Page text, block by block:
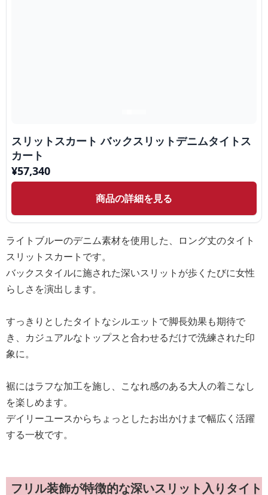
スリットスカート バックスリットデニムタイトス
カート
¥57,340
商品の詳細を見る
ライトブルーのデニム素材を使用した、ロング丈のタイト
スリットスカートです。
バックスタイルに施された深いスリットが歩くたびに女性
らしさを演出します。
すっきりとしたタイトなシルエットで脚長効果も期待で
き、カジュアルなトップスと合わせるだけで洗練された印
象に。
裾にはラフな加工を施し、こなれ感のある大人の着こなし
を楽しめます。
デイリーユースからちょっとしたお出かけまで幅広く活躍
する一枚です。
フリル装飾が特徴的な深いスリット入りタイト